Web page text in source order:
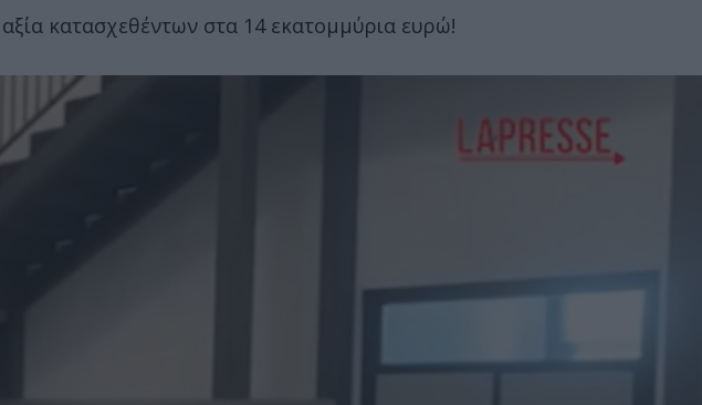
κατασχεθέντων στα 14 εκατομμύρια ευρώ!